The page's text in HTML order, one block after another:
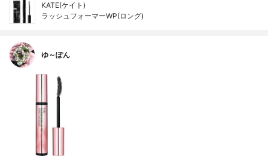
KATE(ケイト)
ラッシュフォーマーWP(ロング)
ゆ～ぽん